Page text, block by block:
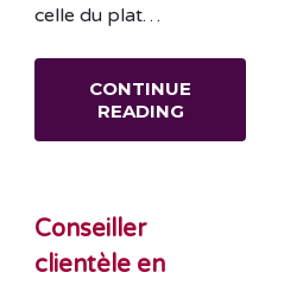
celle du plat…
CONTINUE
READING
Conseiller
clientèle en